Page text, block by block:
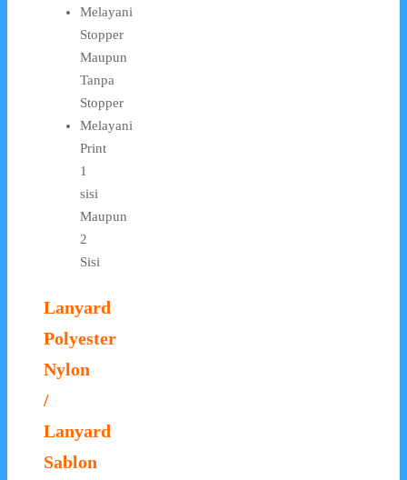
Melayani
Stopper
Maupun
Tanpa
Stopper
Melayani
Print
1
sisi
Maupun
2
Sisi
Lanyard
Polyester
Nylon
/
Lanyard
Sablon